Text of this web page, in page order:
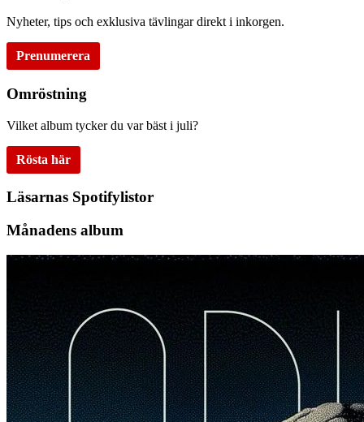
Nyheter, tips och exklusiva tävlingar direkt i inkorgen.
Prenumerera
Omröstning
Vilket album tycker du var bäst i juli?
Rösta här
Läsarnas Spotifylistor
Månadens album